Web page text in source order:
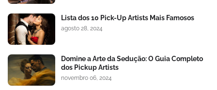
Lista dos 10 Pick-Up Artists Mais Famosos
agosto 28, 2024
Domine a Arte da Sedução: O Guia Completo
dos Pickup Artists
novembro 06, 2024